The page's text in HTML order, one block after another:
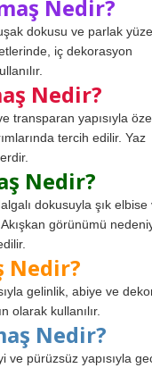
Nedir?
dokusu ve parlak
iç dekorasyon
Nedir?
transparan yapısıyla
tercih edilir. Yaz
Nedir?
dokusuyla şık elbise
görünümü
Nedir?
gelinlik, abiye ve
olarak kullanılır.
Nedir?
ve pürüzsüz yapısıyla